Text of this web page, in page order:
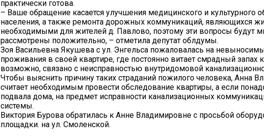
практически готова.
– Ваше обращение касается улучшения медицинского и культурного
населения, а также ремонта дорожных коммуникаций, являющихся
необходимыми для жителей д. Павлово, поэтому эти вопросы будут
рассмотрены положительно, – отметила депутат облдумы.
Зоя Васильевна Якушева с ул. Энгельса пожаловалась на
проживания в своей квартире, где постоянно витает смрадный запах
возможно, связано с неисправностью внутридомовой
Чтобы выяснить причину таких страданий пожилого человека, Анна
считает необходимым провести обследование квартиры, а если
подвала дома, на предмет исправности канализационных
системы.
Виктория Бурова обратилась к Анне Владимировне с просьбой
площадки. на ул. Смоленской.